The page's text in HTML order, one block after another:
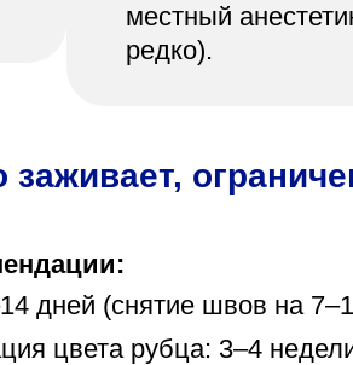
местный
редко).
дней (снятие швов на
цвета рубца: 3–4